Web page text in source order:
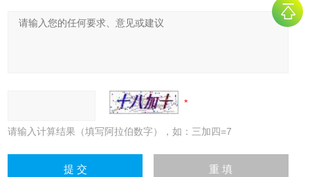
请输入计算结果（填写阿拉伯数字），如：三加四=7